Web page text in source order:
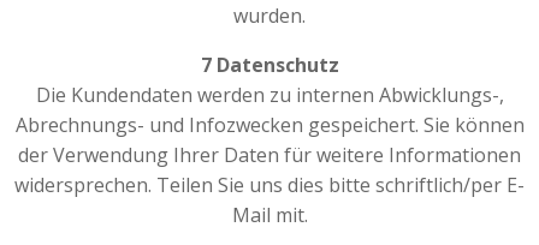
wurden.
7 Datenschutz
Die Kundendaten werden zu internen Abwicklungs-,
Abrechnungs- und Infozwecken gespeichert. Sie können
der Verwendung Ihrer Daten für weitere Informationen
widersprechen. Teilen Sie uns dies bitte schriftlich/per E-
Mail mit.